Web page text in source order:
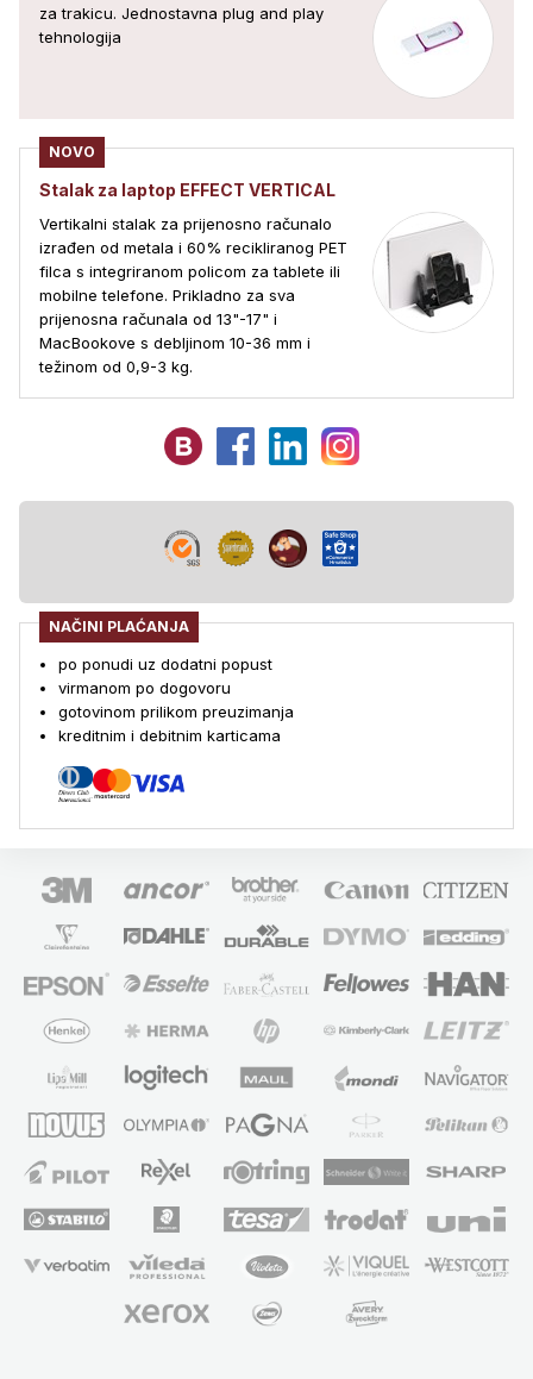
za trakicu. Jednostavna plug and play
tehnologija
NOVO
Stalak za laptop EFFECT VERTICAL
Vertikalni stalak za prijenosno računalo
izrađen od metala i 60% recikliranog PET
filca s integriranom policom za tablete ili
mobilne telefone. Prikladno za sva
prijenosna računala od 13"-17" i
MacBookove s debljinom 10-36 mm i
težinom od 0,9-3 kg.
NAČINI PLAĆANJA
po ponudi uz dodatni popust
virmanom po dogovoru
gotovinom prilikom preuzimanja
kreditnim i debitnim karticama